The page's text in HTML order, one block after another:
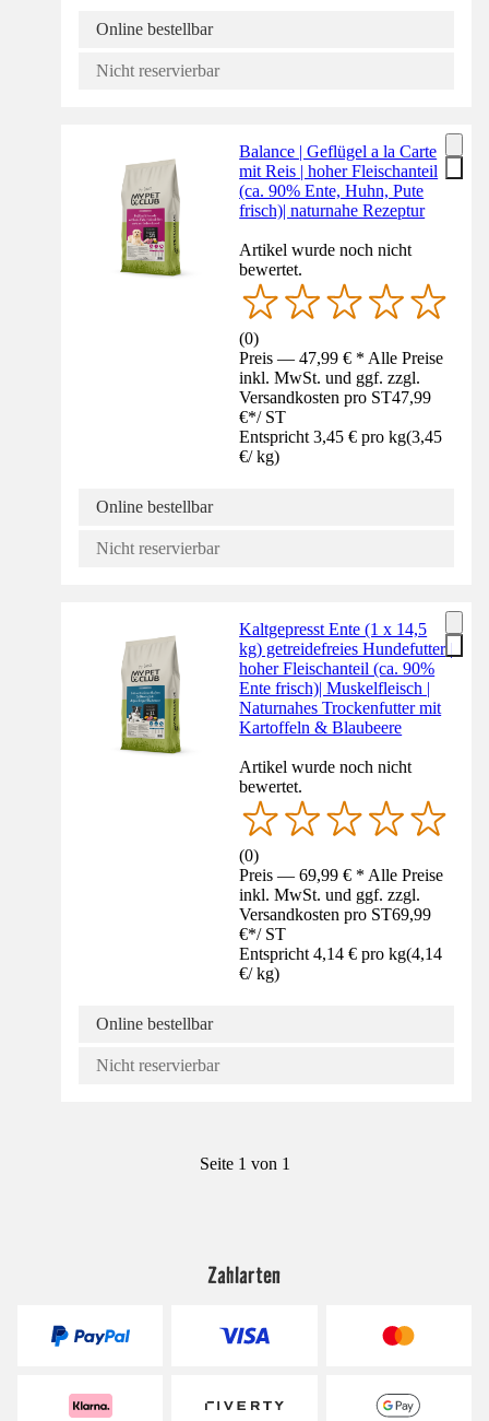
Online bestellbar
Nicht reservierbar
Balance | Geflügel a la Carte
mit Reis | hoher Fleischanteil
(ca. 90% Ente, Huhn, Pute
frisch)| naturnahe Rezeptur
Artikel wurde noch nicht
bewertet.
(0)
Preis — 47,99 € * Alle Preise
inkl. MwSt. und ggf. zzgl.
Versandkosten pro ST47,99
€*/ ST
Entspricht 3,45 € pro kg(3,45
€/ kg)
Online bestellbar
Nicht reservierbar
Kaltgepresst Ente (1 x 14,5
kg) getreidefreies Hundefutter |
hoher Fleischanteil (ca. 90%
Ente frisch)| Muskelfleisch |
Naturnahes Trockenfutter mit
Kartoffeln & Blaubeere
Artikel wurde noch nicht
bewertet.
(0)
Preis — 69,99 € * Alle Preise
inkl. MwSt. und ggf. zzgl.
Versandkosten pro ST69,99
€*/ ST
Entspricht 4,14 € pro kg(4,14
€/ kg)
Online bestellbar
Nicht reservierbar
Seite 1 von 1
Zahlarten